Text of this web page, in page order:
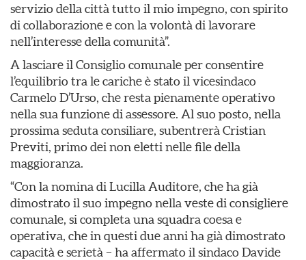
servizio della città tutto il mio impegno, con spirito
di collaborazione e con la volontà di lavorare
nell’interesse della comunità”.
A lasciare il Consiglio comunale per consentire
l’equilibrio tra le cariche è stato il vicesindaco
Carmelo D’Urso, che resta pienamente operativo
nella sua funzione di assessore. Al suo posto, nella
prossima seduta consiliare, subentrerà Cristian
Previti, primo dei non eletti nelle file della
maggioranza.
“Con la nomina di Lucilla Auditore, che ha già
dimostrato il suo impegno nella veste di consigliere
comunale, si completa una squadra coesa e
operativa, che in questi due anni ha già dimostrato
capacità e serietà – ha affermato il sindaco Davide